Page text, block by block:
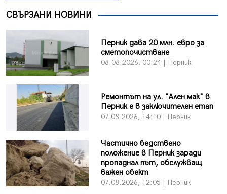
СВЪРЗАНИ НОВИНИ
Перник дава 20 млн. евро за
сметопочистване
08.08.2026, 00:24 | Перник
Ремонтът на ул. "Ален мак" в
Перник е в заключителен етап
07.08.2026, 14:10 | Перник
Частично бедствено
положение в Перник заради
пропаднал път, обслужващ
важен обект
07.08.2026, 12:05 | Перник